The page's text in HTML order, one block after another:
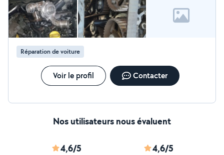
Réparation de voiture
Voir le profil Contacter
Nos utilisateurs nous évaluent
4,6/5 4,6/5